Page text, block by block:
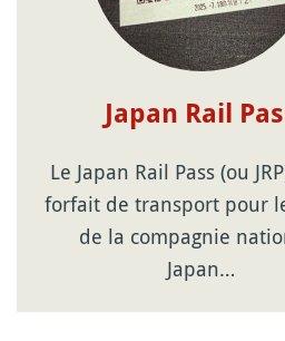
Japan Rail
Le Japan Rail Pass (ou
forfait de transport pour
de la compagnie
Japan…